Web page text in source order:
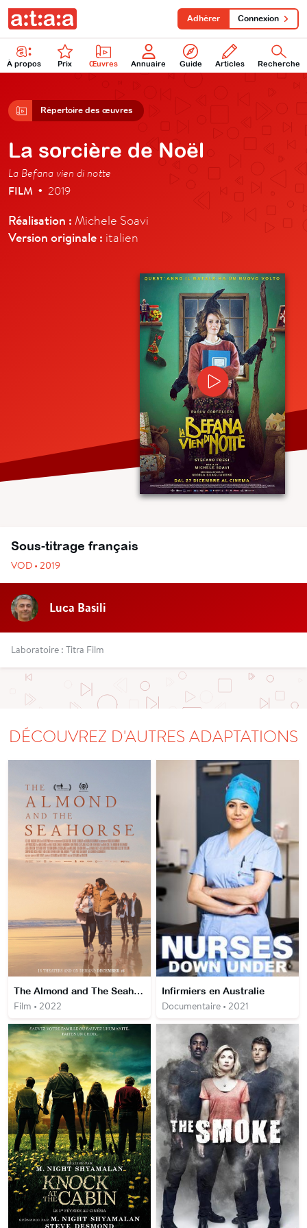
À propos Prix Œuvres Annuaire Guide Articles Recherche
Adhérer Connexion
Répertoire des œuvres
La sorcière de Noël
La Befana vien di notte
FILM • 2019
Réalisation : Michele Soavi
Version originale : italien
Sous-titrage français
VOD • 2019
Luca Basili
Laboratoire : Titra Film
DÉCOUVREZ D'AUTRES ADAPTATIONS
The Almond and The Seahorse
Film • 2022
Infirmiers en Australie
Documentaire • 2021